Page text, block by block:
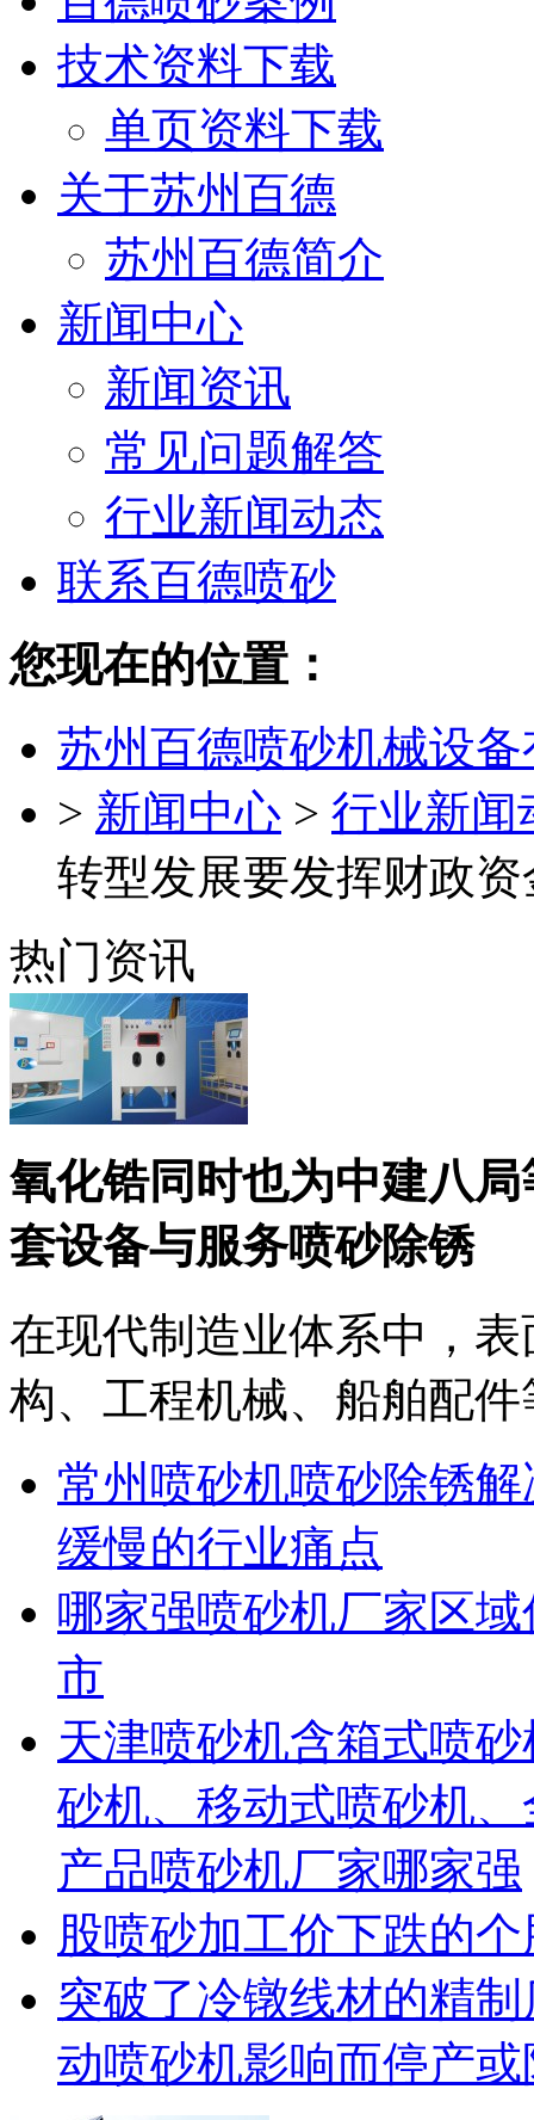
技术资料下载
单页资料下载
关于苏州百德
苏州百德简介
新闻中心
新闻资讯
常见问题解答
行业新闻动态
联系百德喷砂
您现在的位置：
苏州百德喷砂机械设
> 新闻中心 > 行业新闻
转型发展要发挥财政
热门资讯
氧化锆同时也为中建八
套设备与服务喷砂除锈
在现代制造业体系中，
构、工程机械、船舶配件
常州喷砂机喷砂除锈
缓慢的行业痛点
哪家强喷砂机厂家区
市
天津喷砂机含箱式喷
砂机、移动式喷砂机
产品喷砂机厂家哪家强
股喷砂加工价下跌的
突破了冷镦线材的精
动喷砂机影响而停产